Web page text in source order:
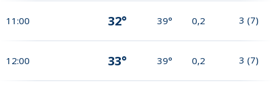
11:00 32° 39° 0,2 3 (7)
12:00 33° 39° 0,2 3 (7)